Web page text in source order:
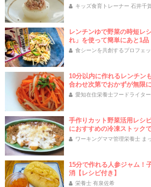
キッズ食育トレーナー 石井千
レンチンゆで野菜の時短レ
れ」を使って簡単にあと1品
食シーンを共創するプロフェ
10分以内に作れるレンチン
合わせ次第でおかずが無限
愛知在住栄養士フードライタ
手作りカット野菜活用レシ
におすすめの冷凍ストック
ワーキングママ管理栄養士 ま
15分で作れる人参ジャム！
消【レシピ付き】
栄養士 有泉佐希